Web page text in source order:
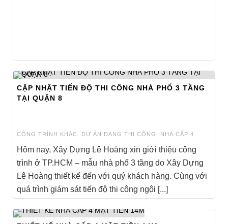
CẬP NHẬT TIẾN ĐỘ THI CÔNG NHÀ PHỐ 3 TẦNG
TẠI QUẬN 8
CÔNG TRÌNH KHÁC DỰ ÁN ĐANG THI CÔNG NHÀ CẤP 4
Hôm nay, Xây Dựng Lê Hoàng xin giới thiệu công
trình ở TP.HCM – mẫu nhà phố 3 tầng do Xây Dựng
Lê Hoàng thiết kế đến với quý khách hàng. Cùng với
quá trình giám sát tiến độ thi công ngôi [...]